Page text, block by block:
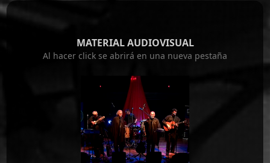
MATERIAL AUDIOVISUAL
Al hacer click se abrirá en una nueva pestaña